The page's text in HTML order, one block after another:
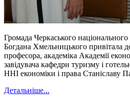
Громада Черкаського національного
Богдана Хмельницького привітала
професора, академіка Академії
завідувача кафедри туризму і
ННІ економіки і права Станіславу
Детальніше...